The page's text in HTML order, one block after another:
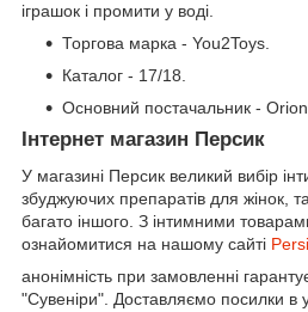
іграшок і промити у воді.
Торгова марка - You2Toys.
Каталог - 17/18.
Основний постачальник - Orion.
Інтернет магазин Персик
У магазині Персик великий вибір
збуджуючих препаратів для жінок,
багато іншого. З інтимними
ознайомитися на нашому сайті
анонімність при замовленні
"Сувеніри". Доставляємо посилки в